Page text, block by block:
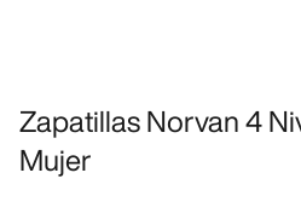
Zapatillas Norvan 4
Mujer